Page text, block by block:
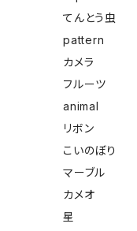
てんとう虫
pattern
カメラ
フルーツ
animal
リボン
こいのぼり
マーブル
カメオ
星